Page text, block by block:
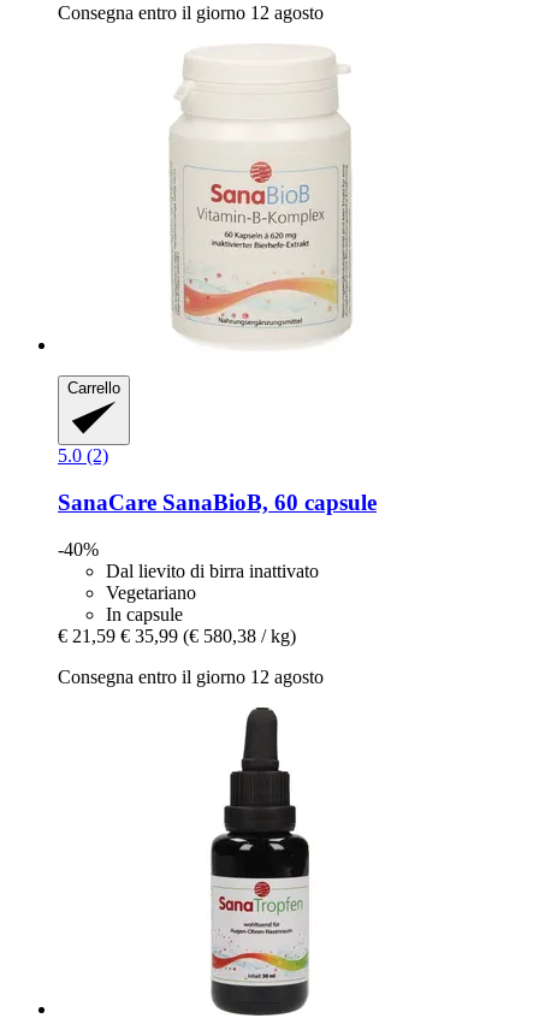
Consegna entro il giorno 12 agosto
Carrello
5.0 (2)
SanaCare SanaBioB, 60 capsule
-40%
Dal lievito di birra inattivato
Vegetariano
In capsule
€ 21,59 € 35,99 (€ 580,38 / kg)
Consegna entro il giorno 12 agosto